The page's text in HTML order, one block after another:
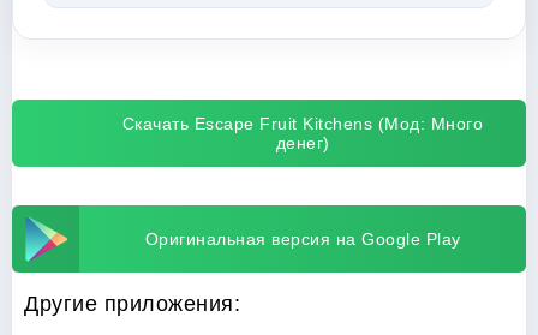
Скачать Escape Fruit Kitchens (Мод: Много
денег)
Оригинальная версия на Google Play
Другие приложения: